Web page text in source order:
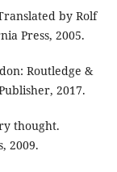
by Rolf
Press, 2005.
Routledge &
2017.
thought.
2009.